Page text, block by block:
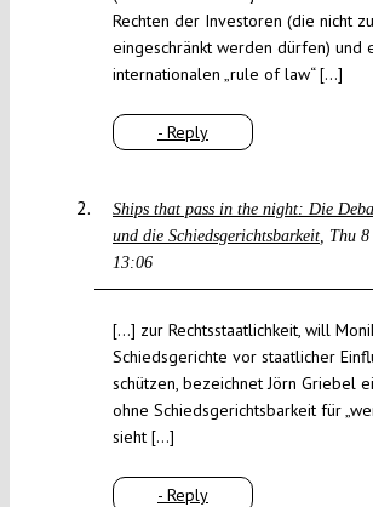
- Reply
Rechten der Investoren (die nicht
eingeschränkt werden dürfen) und
internationalen „rule of law“ […]
Ships that pass in the night: Die
und die Schiedsgerichtsbarkeit
Thu
13:06
- Reply
[…] zur Rechtsstaatlichkeit, will
Schiedsgerichte vor staatlicher
schützen, bezeichnet Jörn Griebel
ohne Schiedsgerichtsbarkeit für
sieht […]